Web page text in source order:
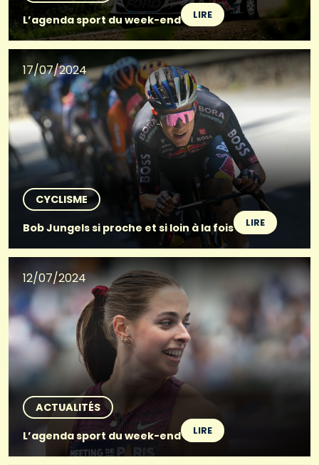
L’agenda sport du week-end
LIRE
17/07/2024
CYCLISME
Bob Jungels si proche et si loin à la fois
LIRE
12/07/2024
ACTUALITÉS
L’agenda sport du week-end
LIRE